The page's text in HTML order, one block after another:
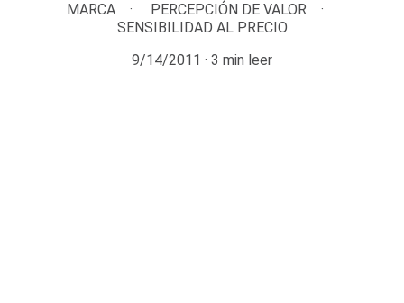
MARCA
PERCEPCIÓN DE VALOR
SENSIBILIDAD AL PRECIO
9/14/2011
3 min leer